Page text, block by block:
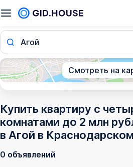
Агой
Смотреть на
Купить квартиру с
комнатами до 2 млн
в Агой в
0 объявлений